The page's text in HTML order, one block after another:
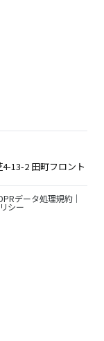
13-2 田町フロント
データ処理規約
シー